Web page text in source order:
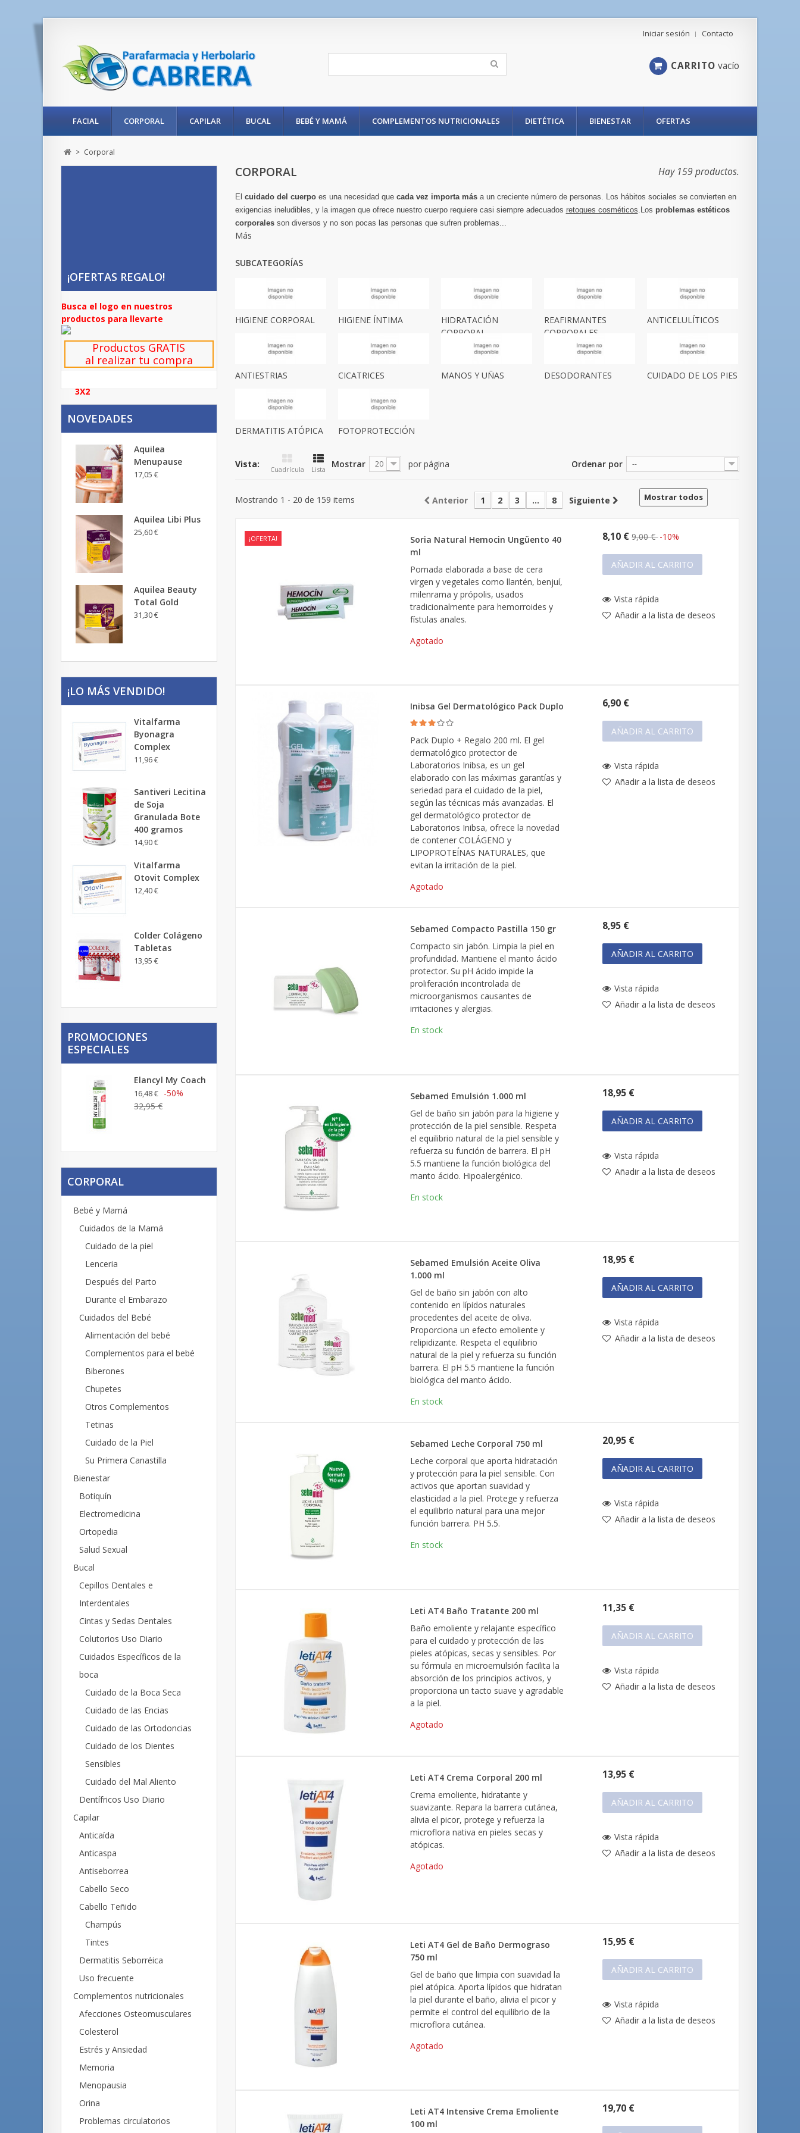
Contacto
Iniciar sesión
CARRITO vacío
FACIAL CORPORAL CAPILAR BUCAL BEBÉ Y MAMÁ COMPLEMENTOS NUTRICIONALES DIETÉTICA BIENESTAR OFERTAS
> Corporal
¡OFERTAS REGALO!
Busca el logo en nuestros
productos para llevarte
Productos GRATIS
al realizar tu compra
3X2
NOVEDADES
Aquilea
Menupause
17,05 €
Aquilea Libi Plus
25,60 €
Aquilea Beauty
Total Gold
31,30 €
¡LO MÁS VENDIDO!
Vitalfarma
Byonagra
Complex
11,96 €
Santiveri Lecitina
de Soja
Granulada Bote
400 gramos
14,90 €
Vitalfarma
Otovit Complex
12,40 €
Colder Colágeno
Tabletas
13,95 €
PROMOCIONES
ESPECIALES
Elancyl My Coach
16,48 € -50%
32,95 €
CORPORAL
Bebé y Mamá
Cuidados de la Mamá
Cuidado de la piel
Lenceria
Después del Parto
Durante el Embarazo
Cuidados del Bebé
Alimentación del bebé
Complementos para el bebé
Biberones
Chupetes
Otros Complementos
Tetinas
Cuidado de la Piel
Su Primera Canastilla
Bienestar
Botiquín
Electromedicina
Ortopedia
Salud Sexual
Bucal
Cepillos Dentales e
Interdentales
Cintas y Sedas Dentales
Colutorios Uso Diario
Cuidados Específicos de la
boca
Cuidado de la Boca Seca
Cuidado de las Encias
Cuidado de las Ortodoncias
Cuidado de los Dientes
Sensibles
Cuidado del Mal Aliento
Dentífricos Uso Diario
Capilar
Anticaída
Anticaspa
Antiseborrea
Cabello Seco
Cabello Teñido
Champús
Tintes
Dermatitis Seborréica
Uso frecuente
Complementos nutricionales
Afecciones Osteomusculares
Colesterol
Estrés y Ansiedad
Memoria
Menopausia
Orina
Problemas circulatorios
CORPORAL Hay 159 productos.
El cuidado del cuerpoes una necesidad que cada vez importa mása un creciente número de personas. Los hábitos sociales se convierten en
exigencias ineludibles, y laimagen que ofrece nuestro cuerporequiere casi siempre adecuados retoques cosméticos.Los problemas estéticos
corporalesson diversos y no son pocas las personas que sufren problemas...
Más
SUBCATEGORÍAS
HIGIENE CORPORAL HIGIENE ÍNTIMA
HIDRATACIÓN
CORPORAL
REAFIRMANTES
CORPORALES
ANTICELULÍTICOS
ANTIESTRIAS CICATRICES MANOS Y UÑAS DESODORANTES CUIDADO DE LOS PIES
DERMATITIS ATÓPICA FOTOPROTECCIÓN
Vista: Cuadrícula Lista Ordenar por --
Mostrar 20 por página
Mostrar todos
Anterior 1 2 3 ... 8 Siguiente
Mostrando 1 - 20 de 159 items
¡OFERTA!
Soria Natural Hemocin Ungüento 40
ml
Pomada elaborada a base de cera
virgen y vegetales como llantén, benjuí,
milenrama y própolis, usados
tradicionalmente para hemorroides y
fístulas anales.
Agotado
8,10 € 9,00 €-10%
AÑADIR AL CARRITO
Vista rápida
Añadir a la lista de deseos
Inibsa Gel Dermatológico Pack Duplo
Pack Duplo + Regalo 200 ml. El gel
dermatológico protector de
Laboratorios Inibsa, es un gel
elaborado con las máximas garantías y
seriedad para el cuidado de la piel,
según las técnicas más avanzadas. El
gel dermatológico protector de
Laboratorios Inibsa, ofrece la novedad
de contener COLÁGENO y
LIPOPROTEÍNAS NATURALES, que
evitan la irritación de la piel.
Agotado
6,90 €
AÑADIR AL CARRITO
Vista rápida
Añadir a la lista de deseos
Sebamed Compacto Pastilla 150 gr
Compacto sin jabón. Limpia la piel en
profundidad. Mantiene el manto ácido
protector. Su pH ácido impide la
proliferación incontrolada de
microorganismos causantes de
irritaciones y alergias.
En stock
8,95 €
AÑADIR AL CARRITO
Vista rápida
Añadir a la lista de deseos
Sebamed Emulsión 1.000 ml
Gel de baño sin jabón para la higiene y
protección de la piel sensible. Respeta
el equilibrio natural de la piel sensible y
refuerza su función de barrera. El pH
5.5 mantiene la función biológica del
manto ácido. Hipoalergénico.
En stock
18,95 €
AÑADIR AL CARRITO
Vista rápida
Añadir a la lista de deseos
Sebamed Emulsión Aceite Oliva
1.000 ml
Gel de baño sin jabón con alto
contenido en lípidos naturales
procedentes del aceite de oliva.
Proporciona un efecto emoliente y
relipidizante. Respeta el equilibrio
natural de la piel y refuerza su función
barrera. El pH 5.5 mantiene la función
biológica del manto ácido.
En stock
18,95 €
AÑADIR AL CARRITO
Vista rápida
Añadir a la lista de deseos
Sebamed Leche Corporal 750 ml
Leche corporal que aporta hidratación
y protección para la piel sensible. Con
activos que aportan suavidad y
elasticidad a la piel. Protege y refuerza
el equilibrio natural para una mejor
función barrera. PH 5.5.
En stock
20,95 €
AÑADIR AL CARRITO
Vista rápida
Añadir a la lista de deseos
Leti AT4 Baño Tratante 200 ml
Baño emoliente y relajante específico
para el cuidado y protección de las
pieles atópicas, secas y sensibles. Por
su fórmula en microemulsión facilita la
absorción de los principios activos, y
proporciona un tacto suave y agradable
a la piel.
Agotado
11,35 €
AÑADIR AL CARRITO
Vista rápida
Añadir a la lista de deseos
Leti AT4 Crema Corporal 200 ml
Crema emoliente, hidratante y
suavizante. Repara la barrera cutánea,
alivia el picor, protege y refuerza la
microflora nativa en pieles secas y
atópicas.
Agotado
13,95 €
AÑADIR AL CARRITO
Vista rápida
Añadir a la lista de deseos
Leti AT4 Gel de Baño Dermograso
750 ml
Gel de baño que limpia con suavidad la
piel atópica. Aporta lípidos que hidratan
la piel durante el baño, alivia el picor y
permite el control del equilibrio de la
microflora cutánea.
Agotado
15,95 €
AÑADIR AL CARRITO
Vista rápida
Añadir a la lista de deseos
Leti AT4 Intensive Crema Emoliente
100 ml
19,70 €